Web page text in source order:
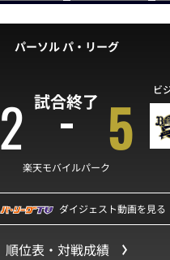
パーソル パ・リーグ
試合終了
2 5 ビ
楽天モバイルパーク
ダイジェスト動画を見る
順位表・対戦成績